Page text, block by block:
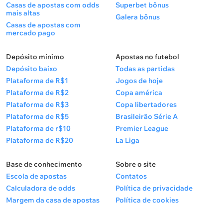
Casas de apostas com odds
mais altas
Casas de apostas com
mercado pago
Superbet bônus
Galera bônus
Depósito mínimo
Depósito baixo
Plataforma de R$1
Plataforma de R$2
Plataforma de R$3
Plataforma de R$5
Plataforma de r$10
Plataforma de R$20
Apostas no futebol
Todas as partidas
Jogos de hoje
Copa américa
Copa libertadores
Brasileirão Série A
Premier League
La Liga
Base de conhecimento
Escola de apostas
Calculadora de odds
Margem da casa de apostas
Sobre o site
Contatos
Política de privacidade
Política de cookies